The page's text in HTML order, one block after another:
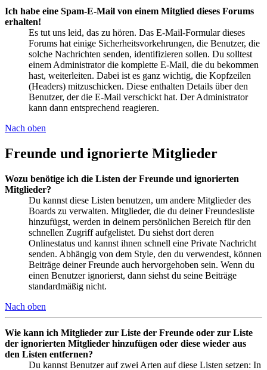
Ich habe eine Spam-E-Mail von einem Mitglied dieses Forums
erhalten!
Es tut uns leid, das zu hören. Das E-Mail-Formular dieses
Forums hat einige Sicherheitsvorkehrungen, die Benutzer, die
solche Nachrichten senden, identifizieren sollen. Du solltest
einem Administrator die komplette E-Mail, die du bekommen
hast, weiterleiten. Dabei ist es ganz wichtig, die Kopfzeilen
(Headers) mitzuschicken. Diese enthalten Details über den
Benutzer, der die E-Mail verschickt hat. Der Administrator
kann dann entsprechend reagieren.
Nach oben
Freunde und ignorierte Mitglieder
Wozu benötige ich die Listen der Freunde und ignorierten
Mitglieder?
Du kannst diese Listen benutzen, um andere Mitglieder des
Boards zu verwalten. Mitglieder, die du deiner Freundesliste
hinzufügst, werden in deinem persönlichen Bereich für den
schnellen Zugriff aufgelistet. Du siehst dort deren
Onlinestatus und kannst ihnen schnell eine Private Nachricht
senden. Abhängig von dem Style, den du verwendest, können
Beiträge deiner Freunde auch hervorgehoben sein. Wenn du
einen Benutzer ignorierst, dann siehst du seine Beiträge
standardmäßig nicht.
Nach oben
Wie kann ich Mitglieder zur Liste der Freunde oder zur Liste
der ignorierten Mitglieder hinzufügen oder diese wieder aus
den Listen entfernen?
Du kannst Benutzer auf zwei Arten auf diese Listen setzen: In